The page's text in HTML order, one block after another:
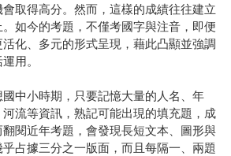
取得高分。然而，這樣的成績往往建立
如今的考題，不僅考國字與注音，即便
化、多元的形式呈現，藉此凸顯並強調
用。
中小時期，只要記憶大量的人名、年
流等資訊，熟記可能出現的填充題，成
閱近年考題，會發現長短文本、圖形與
占據三分之一版面，而且每隔一、兩題